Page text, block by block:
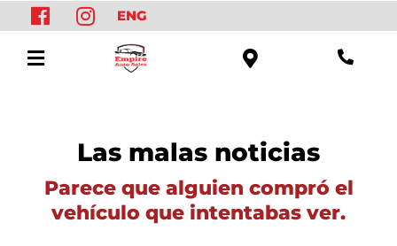
ENG
Las malas noticias
Parece que alguien compró el
vehículo que intentabas ver.